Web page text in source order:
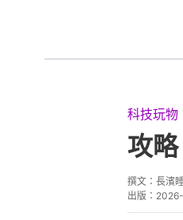
科技玩物
攻
撰文： 長濱
出版：